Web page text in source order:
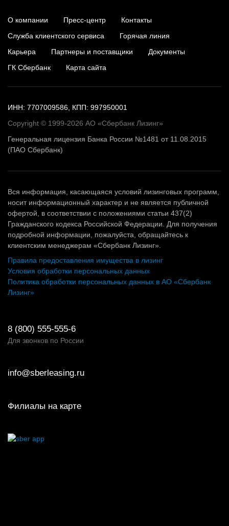
О компании Пресс-центр
Контакты
Служба клиентского сервиса
Горячая линия
Карьера
Партнеры и поставщики
Документы
ГК Сбербанк
Карта сайта
ИНН: 7707009586, КПП: 997950001
Copyright © 1999-2026 АО «Сбербанк Лизинг»
Генеральная лицензия Банка России №1481 от 11.08.2015
(ПАО Сбербанк)
Вся информация, касающаяся условий лизинговых программ,
носит информационный характер и не является публичной
офертой, в соответствии с положениями статьи 437(2)
Гражданского кодекса Российской Федерации. Для получения
подробной информации, пожалуйста, обращайтесь к
клиентским менеджерам «Сбербанк Лизинг».
Правила предоставления имущества в лизинг
Условия обработки персональных данных
Политика обработки персональных данных в АО «Сбербанк
Лизинг»
8 (800) 555-555-6
Для звонков по России
info@sberleasing.ru
Филиалы на карте